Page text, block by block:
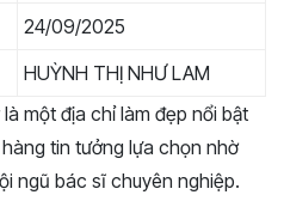
24/09/2025
HUỲNH THỊ NHƯ LAM
một địa chỉ làm đẹp nổi bật
tin tưởng lựa chọn nhờ
ngũ bác sĩ chuyên nghiệp.